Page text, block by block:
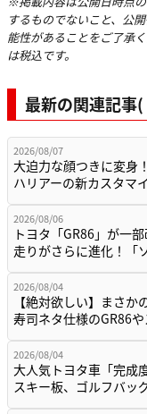
するものでないこと、公
能性があることをご了承
は税込です。
最新の関連記事
2026/08/07
大迫力な顔つきに変身
ハリアーの新カスタマ
2026/08/06
トヨタ「GR86」が一
走りがさらに進化！「
2026/08/04
【絶対欲しい】まさか
寿司ネタ仕様のGR86
2026/08/04
大人気トヨタ車「完成
スキー板、ゴルフバッ